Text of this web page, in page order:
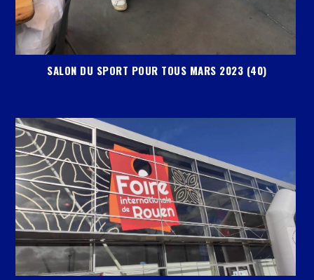
SALON DU SPORT POUR TOUS MARS 2023 (40)